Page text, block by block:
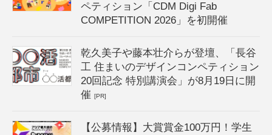
ペティション「CDM Digi Fab
COMPETITION 2026」を初開催
乾久美子や藤本壮介らが登壇、「長谷
工 住まいのデザインコンペティション
20回記念 特別講演会」が8月19日に開
催[PR]
【公募情報】大賞賞金100万円！学生